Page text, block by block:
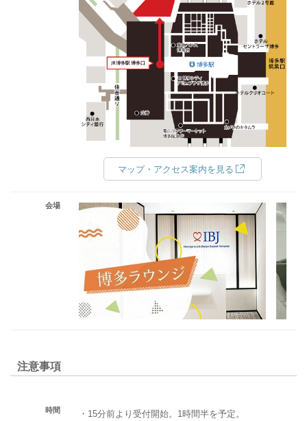
マップ・アクセス案内を見る
会場
注意事項
時間
・15分前より受付開始。1時間半を予定。